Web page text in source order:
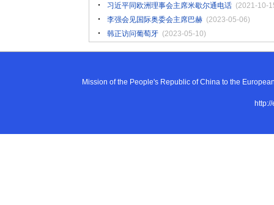
习近平同欧洲理事会主席米歇尔通电话 (2021-10-
李强会见国际奥委会主席巴赫 (2023-05-06)
韩正访问葡萄牙 (2023-05-10)
Mission of the People's Republic of China to the